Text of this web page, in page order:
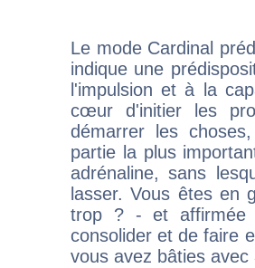
Le mode Cardinal
indique une
l'impulsion et à la
cœur d'initier les
démarrer les
partie la plus
adrénaline, sans
lasser. Vous êtes en
trop ? - et affirmée
consolider et de faire
vous avez bâties avec